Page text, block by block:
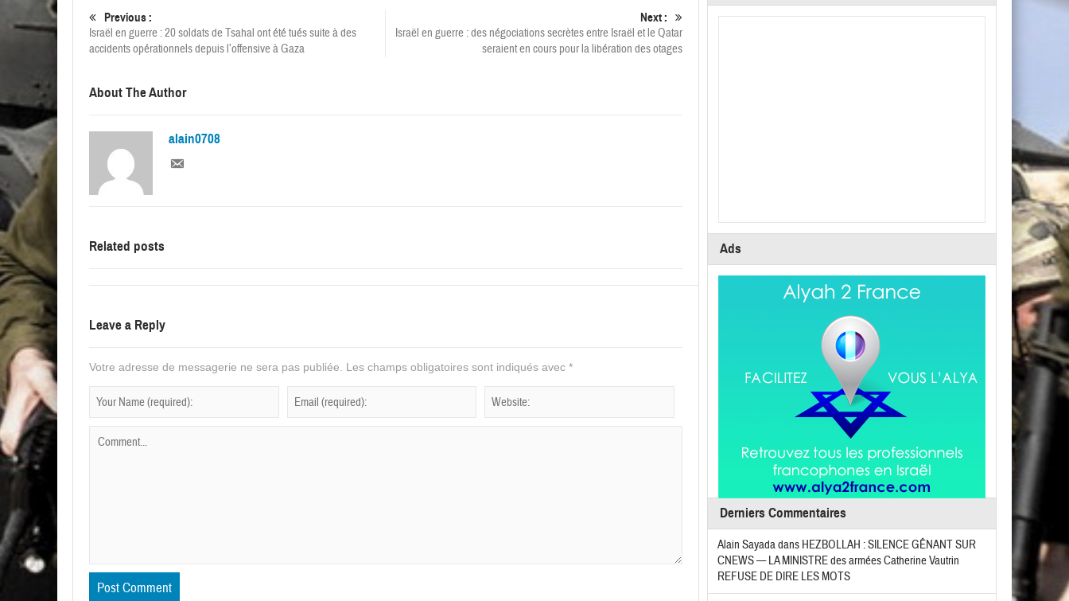
Previous :
Israël en guerre : 20 soldats de Tsahal ont été tués suite à des
accidents opérationnels depuis l’offensive à Gaza
Next :
Israël en guerre : des négociations secrètes entre Israël et le Qatar
seraient en cours pour la libération des otages
About The Author
alain0708
Related posts
Leave a Reply
Votre adresse de messagerie ne sera pas publiée. Les champs obligatoires sont indiqués avec *
Ads
Derniers Commentaires
Alain Sayadadans HEZBOLLAH : SILENCE GÊNANT SUR
CNEWS — LA MINISTRE des armées Catherine Vautrin
REFUSE DE DIRE LES MOTS